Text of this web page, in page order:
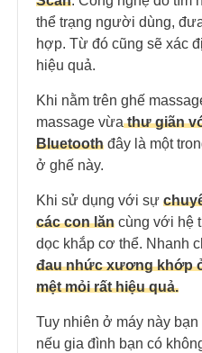
thể trạng người dùng,
hợp. Từ đó cũng sẽ xác
hiệu quả.
Khi nằm trên ghế
massage vừathư giãn
Bluetooth đây là một
ở ghế này.
Khi sử dụng với sự
các con lăn cùng với hệ
dọc khắp cơ thể. Nhanh
đau nhức xương khớp
mệt mỏi rất hiệu quả.
Tuy nhiên ở máy này
nếu gia đình bạn có